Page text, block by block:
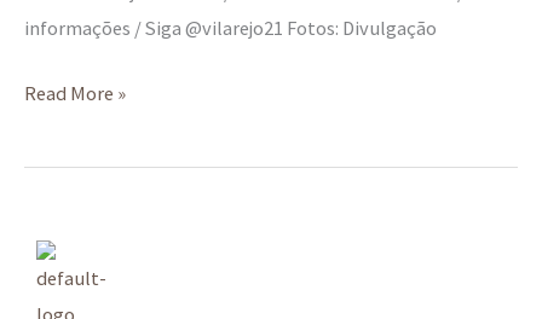
informações / Siga @vilarejo21 Fotos: Divulgação
Read More »